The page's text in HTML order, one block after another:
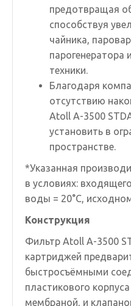
предотвращая
способствуя
чайника,
парогенератора
техники.
Благодаря
отсутствию
Atoll A-3500
установить в
пространстве.
*Указанная
в условиях:
воды = 20°C,
Конструкция
Фильтр Atoll A-3500
картриджей
быстросъёмными
пластикового
мембраной, и